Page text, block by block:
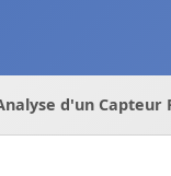
d'un Capteur